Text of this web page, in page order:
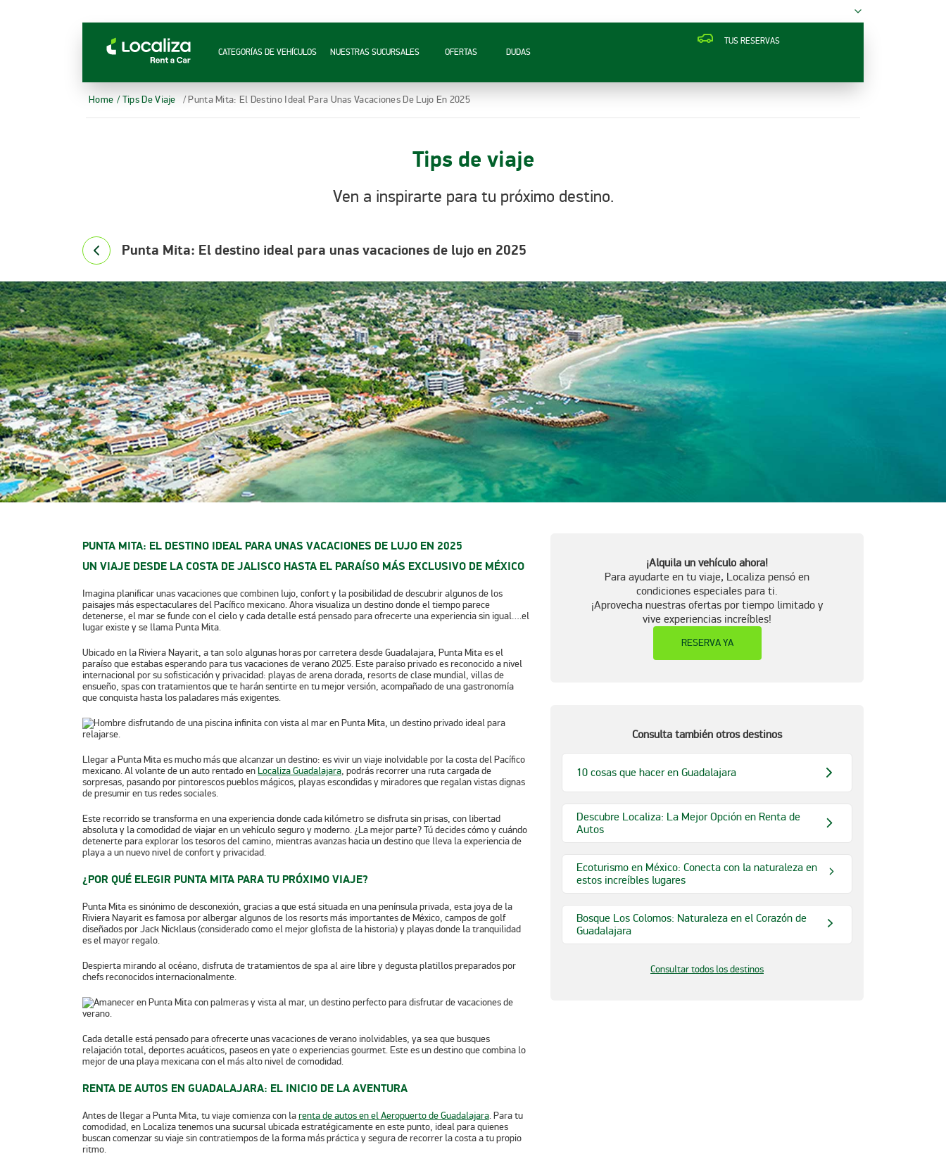
TUS RESERVAS
CATEGORÍAS DE VEHÍCULOS
NUESTRAS SUCURSALES OFERTAS DUDAS
Home / Tips De Viaje / Punta Mita: El Destino Ideal Para Unas Vacaciones De Lujo En 2025
Tips de viaje
Ven a inspirarte para tu próximo destino.
Punta Mita: El destino ideal para unas vacaciones de lujo en 2025
PUNTA MITA: EL DESTINO IDEAL PARA UNAS VACACIONES DE LUJO EN 2025
UN VIAJE DESDE LA COSTA DE JALISCO HASTA EL PARAÍSO MÁS EXCLUSIVO DE MÉXICO
Imagina planificar unas vacaciones que combinen lujo, confort y la posibilidad de descubrir algunos de los
paisajes más espectaculares del Pacífico mexicano. Ahora visualiza un destino donde el tiempo parece
detenerse, el mar se funde con el cielo y cada detalle está pensado para ofrecerte una experiencia sin igual….el
lugar existe y se llamaPunta Mita.
Ubicado en la Riviera Nayarit, a tan solo algunas horas por carretera desde Guadalajara, Punta Mita es el
paraíso que estabas esperando para tus vacaciones de verano 2025. Este paraíso privado es reconocido a nivel
internacional por su sofisticación y privacidad: playas de arena dorada, resorts de clase mundial, villas de
ensueño, spas con tratamientos que te harán sentirte en tu mejor versión, acompañado de una gastronomía
que conquista hasta los paladares más exigentes.
Llegar a Punta Mita es mucho más que alcanzar un destino: es vivir un viaje inolvidable por la costa del Pacífico
mexicano. Al volante de un auto rentado en Localiza Guadalajara, podrás recorrer una ruta cargada de
sorpresas, pasando por pintorescos pueblos mágicos, playas escondidas y miradores que regalan vistas dignas
de presumir en tus redes sociales.
Este recorrido se transforma en una experiencia donde cada kilómetro se disfruta sin prisas, con libertad
absoluta y la comodidad de viajar en un vehículo seguro y moderno. ¿La mejor parte? Tú decides cómo y cuándo
detenerte para explorar los tesoros del camino, mientras avanzas hacia un destino que lleva la experiencia de
playa a un nuevo nivel de confort y privacidad.
¿POR QUÉ ELEGIR PUNTA MITA PARA TU PRÓXIMO VIAJE?
Punta Mita es sinónimo de desconexión, gracias a que está situada en una península privada, esta joya de la
Riviera Nayarit es famosa por albergar algunos de los resorts más importantes de México, campos de golf
diseñados por Jack Nicklaus (considerado como el mejor glofista de la historia) y playas donde la tranquilidad
es el mayor regalo.
Despierta mirando al océano, disfruta de tratamientos de spa al aire libre y degusta platillos preparados por
chefs reconocidos internacionalmente.
Cada detalle está pensado para ofrecerte unas vacaciones de verano inolvidables, ya sea que busques
relajación total, deportes acuáticos, paseos en yate o experiencias gourmet. Este es un destino que combina lo
mejor de una playa mexicana con el más alto nivel de comodidad.
RENTA DE AUTOS EN GUADALAJARA: EL INICIO DE LA AVENTURA
Antes de llegar a Punta Mita, tu viaje comienza con larenta de autos en el Aeropuerto de Guadalajara. Para tu
comodidad, en Localiza tenemos una sucursal ubicada estratégicamente en este punto, ideal para quienes
buscan comenzar su viaje sin contratiempos de la forma más práctica y segura de recorrer la costa a tu propio
ritmo.
¡Alquila un vehículo ahora!
Para ayudarte en tu viaje, Localiza pensó en
condiciones especiales para ti.
¡Aprovecha nuestras ofertas por tiempo limitado y
vive experiencias increíbles!
RESERVA YA
Consulta también otros destinos
10 cosas que hacer en Guadalajara
Descubre Localiza: La Mejor Opción en Renta de
Autos
Ecoturismo en México: Conecta con la naturaleza en
estos increíbles lugares
Bosque Los Colomos: Naturaleza en el Corazón de
Guadalajara
Consultar todos los destinos